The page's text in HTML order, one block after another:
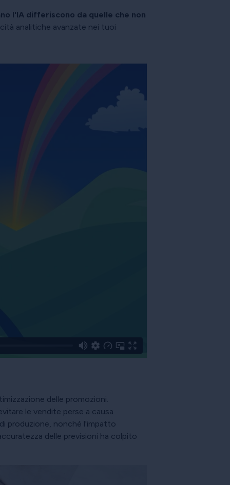
l'IA differiscono da quelle che non
analitiche avanzate nei tuoi
delle promozioni.
le vendite perse a causa
produzione, nonché l'impatto
delle previsioni ha colpito